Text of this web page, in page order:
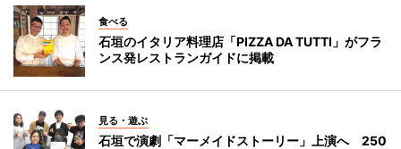
食べる
石垣のイタリア料理店「PIZZA DA TUTTI」がフラ
ンス発レストランガイドに掲載
見る・遊ぶ
石垣で演劇「マーメイドストーリー」上演へ 250